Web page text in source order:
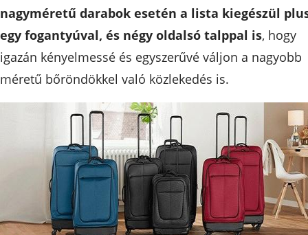
nagyméretű darabok esetén a lista kiegészül
egy fogantyúval, és négy oldalsó talppal is, hogy
igazán kényelmessé és egyszerűvé váljon a nagyobb
méretű bőröndökkel való közlekedés is.